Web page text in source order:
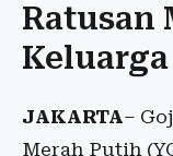
Ratusan
Keluarga
JAKARTA–
Merah Putih